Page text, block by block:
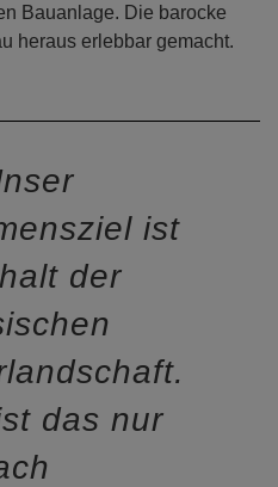
Bauanlage. Die barocke
heraus erlebbar gemacht.
ist
der
das nur